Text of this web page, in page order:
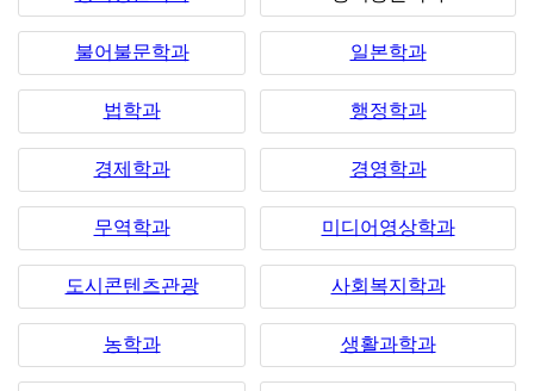
불어불문학과 일본학과
법학과 행정학과
경제학과 경영학과
무역학과 미디어영상학과
도시콘텐츠관광 사회복지학과
농학과 생활과학과